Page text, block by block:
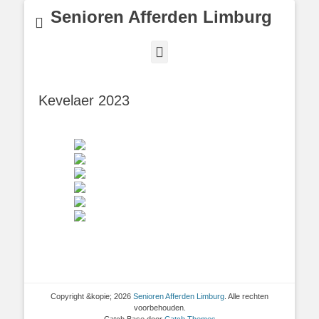
Senioren Afferden Limburg
Kevelaer 2023
Copyright &kopie; 2026 Senioren Afferden Limburg . Alle rechten
voorbehouden.